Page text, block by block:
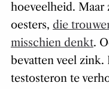
hoeveelheid. Maar
oesters, die
misschien denkt.
bevatten veel zink.
testosteron te